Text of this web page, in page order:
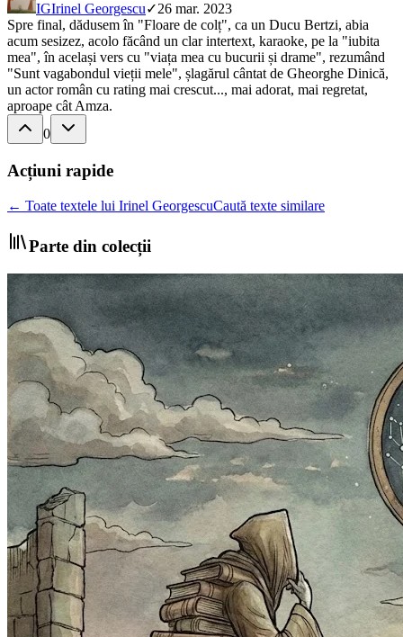
IGIrinel Georgescu✓26 mar. 2023
Spre final, dădusem în "Floare de colț", ca un Ducu Bertzi, abia
acum sesizez, acolo făcând un clar intertext, karaoke, pe la "iubita
mea", în același vers cu "viața mea cu bucurii și drame", rezumând
"Sunt vagabondul vieții mele", șlagărul cântat de Gheorghe Dinică,
un actor român cu rating mai crescut..., mai adorat, mai regretat,
aproape cât Amza.
0
Acțiuni rapide
← Toate textele lui Irinel GeorgescuCaută texte similare
Parte din colecții